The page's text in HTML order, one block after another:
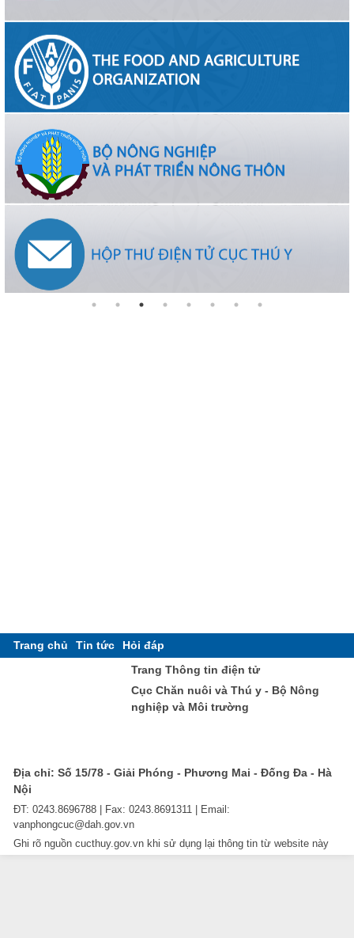
Trang chủ Tin tức
Hỏi đáp
Trang Thông tin điện tử
Cục Chăn nuôi và Thú y - Bộ Nông
nghiệp và Môi trường
Địa chỉ: Số 15/78 - Giải Phóng - Phương Mai - Đống Đa - Hà
Nội
ĐT: 0243.8696788 | Fax: 0243.8691311 | Email:
vanphongcuc@dah.gov.vn
Ghi rõ nguồn cucthuy.gov.vn khi sử dụng lại thông tin từ website này